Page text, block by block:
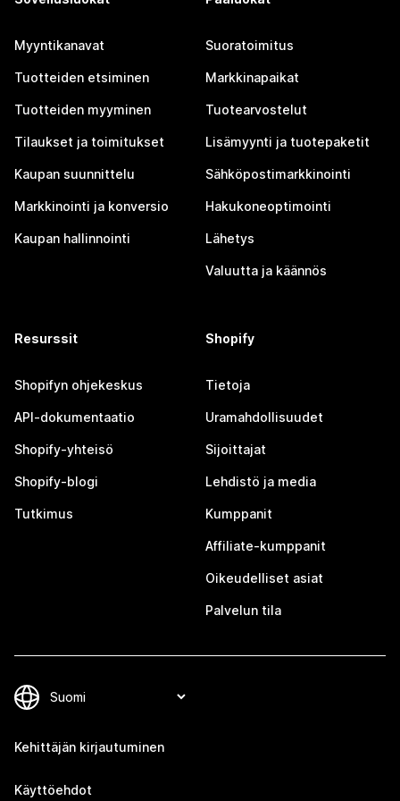
Myyntikanavat
Tuotteiden etsiminen
Tuotteiden myyminen
Tilaukset ja toimitukset
Kaupan suunnittelu
Markkinointi ja konversio
Kaupan hallinnointi
Suoratoimitus
Markkinapaikat
Tuotearvostelut
Lisämyynti ja tuotepaketit
Sähköpostimarkkinointi
Hakukoneoptimointi
Lähetys
Valuutta ja käännös
Resurssit
Shopifyn ohjekeskus
API-dokumentaatio
Shopify-yhteisö
Shopify-blogi
Tutkimus
Shopify
Tietoja
Uramahdollisuudet
Sijoittajat
Lehdistö ja media
Kumppanit
Affiliate-kumppanit
Oikeudelliset asiat
Palvelun tila
Kehittäjän kirjautuminen
Käyttöehdot